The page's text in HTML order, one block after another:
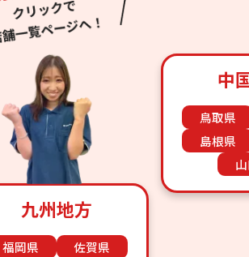
中
鳥取県
島根県
九州地方
福岡県
佐賀県